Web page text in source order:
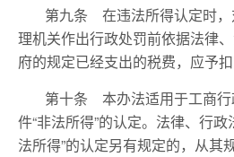
第九条 在违法所得认定时，
理机关作出行政处罚前依据法律
府的规定已经支出的税费，应予扣
第十条 本办法适用于工商行
件“非法所得”的认定。法律、行政
法所得”的认定另有规定的，从其